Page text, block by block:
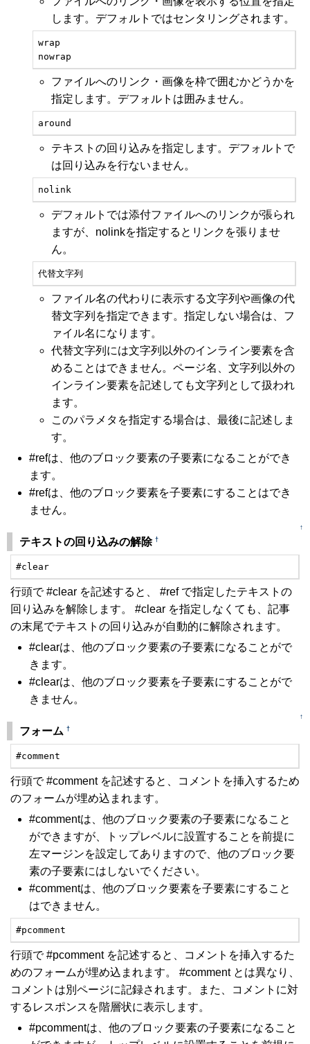
します。デフォルトではセンタリングされます。
wrap
nowrap
ファイルへのリンク・画像を枠で囲むかどうかを
指定します。デフォルトは囲みません。
around
テキストの回り込みを指定します。デフォルトで
は回り込みを行ないません。
nolink
デフォルトでは添付ファイルへのリンクが張られ
ますが、nolinkを指定するとリンクを張りませ
ん。
代替文字列
ファイル名の代わりに表示する文字列や画像の代
替文字列を指定できます。指定しない場合は、フ
ァイル名になります。
代替文字列には文字列以外のインライン要素を含
めることはできません。ページ名、文字列以外の
インライン要素を記述しても文字列として扱われ
ます。
このパラメタを指定する場合は、最後に記述しま
す。
#refは、他のブロック要素の子要素になることができ
ます。
#refは、他のブロック要素を子要素にすることはでき
ません。
↑
テキストの回り込みの解除 †
#clear
行頭で #clear を記述すると、 #ref で指定したテキストの
回り込みを解除します。 #clear を指定しなくても、記事
の末尾でテキストの回り込みが自動的に解除されます。
#clearは、他のブロック要素の子要素になることがで
きます。
#clearは、他のブロック要素を子要素にすることがで
きません。
↑
フォーム †
#comment
行頭で #comment を記述すると、コメントを挿入するため
のフォームが埋め込まれます。
#commentは、他のブロック要素の子要素になること
ができますが、トップレベルに設置することを前提に
左マージンを設定してありますので、他のブロック要
素の子要素にはしないでください。
#commentは、他のブロック要素を子要素にすること
はできません。
#pcomment
行頭で #pcomment を記述すると、コメントを挿入するた
めのフォームが埋め込まれます。 #comment とは異なり、
コメントは別ページに記録されます。また、コメントに対
するレスポンスを階層状に表示します。
#pcommentは、他のブロック要素の子要素になること